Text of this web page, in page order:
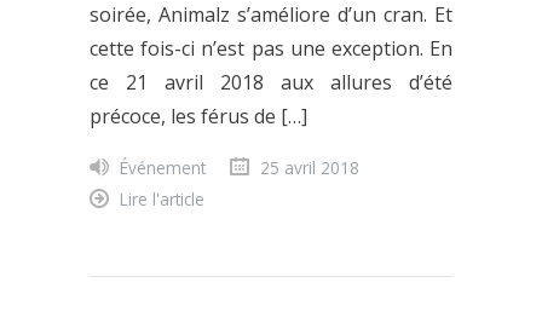
soirée, Animalz s’améliore d’un cran. Et
cette fois-ci n’est pas une exception. En
ce 21 avril 2018 aux allures d’été
précoce, les férus de […]
Événement
25 avril 2018
Lire l'article